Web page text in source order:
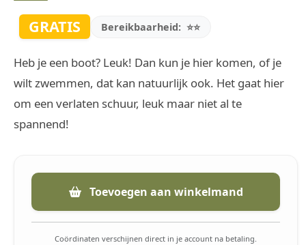
GRATIS Bereikbaarheid: ⭐⭐
Heb je een boot? Leuk! Dan kun je hier komen, of je
wilt zwemmen, dat kan natuurlijk ook. Het gaat hier
om een verlaten schuur, leuk maar niet al te
spannend!
Toevoegen aan winkelmand
Coördinaten verschijnen direct in je account na betaling.